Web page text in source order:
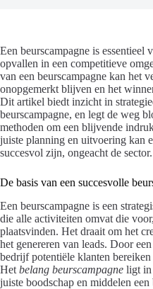
Een beurscampagne is
opvallen in een competitieve
van een beurscampagne kan het
onopgemerkt blijven en het
Dit artikel biedt inzicht in
beurscampagne, en legt de weg
methoden om een blijvende
juiste planning en uitvoering kan
succesvol zijn, ongeacht de sector.
De basis van een succesvolle
Een beurscampagne is een
die alle activiteiten omvat die
plaatsvinden. Het draait om het
het genereren van leads. Door
bedrijf potentiële klanten
Het belang beurscampagne ligt in
juiste boodschap en middelen